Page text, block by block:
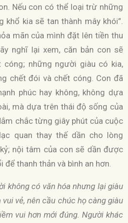
Nếu con có thể loại trừ những
kia sẽ tan thành mây khói”.
mãn của mình đặt lên tiền thu
nghĩ lại xem, căn bản con sẽ
cóng; những người giàu có kia,
chết đói và chết cóng. Con đã
phúc hay không, không dựa
mà dựa trên thái độ sống của
chắc từng giây phút của cuộc
quan thay thế dần cho lòng
nội tâm của con sẽ dần được
để thanh thản và bình an hơn.
không có văn hóa nhưng lại giàu
vẻ, nên cầu chúc họ càng giàu
vui hơn mới đúng. Người khác